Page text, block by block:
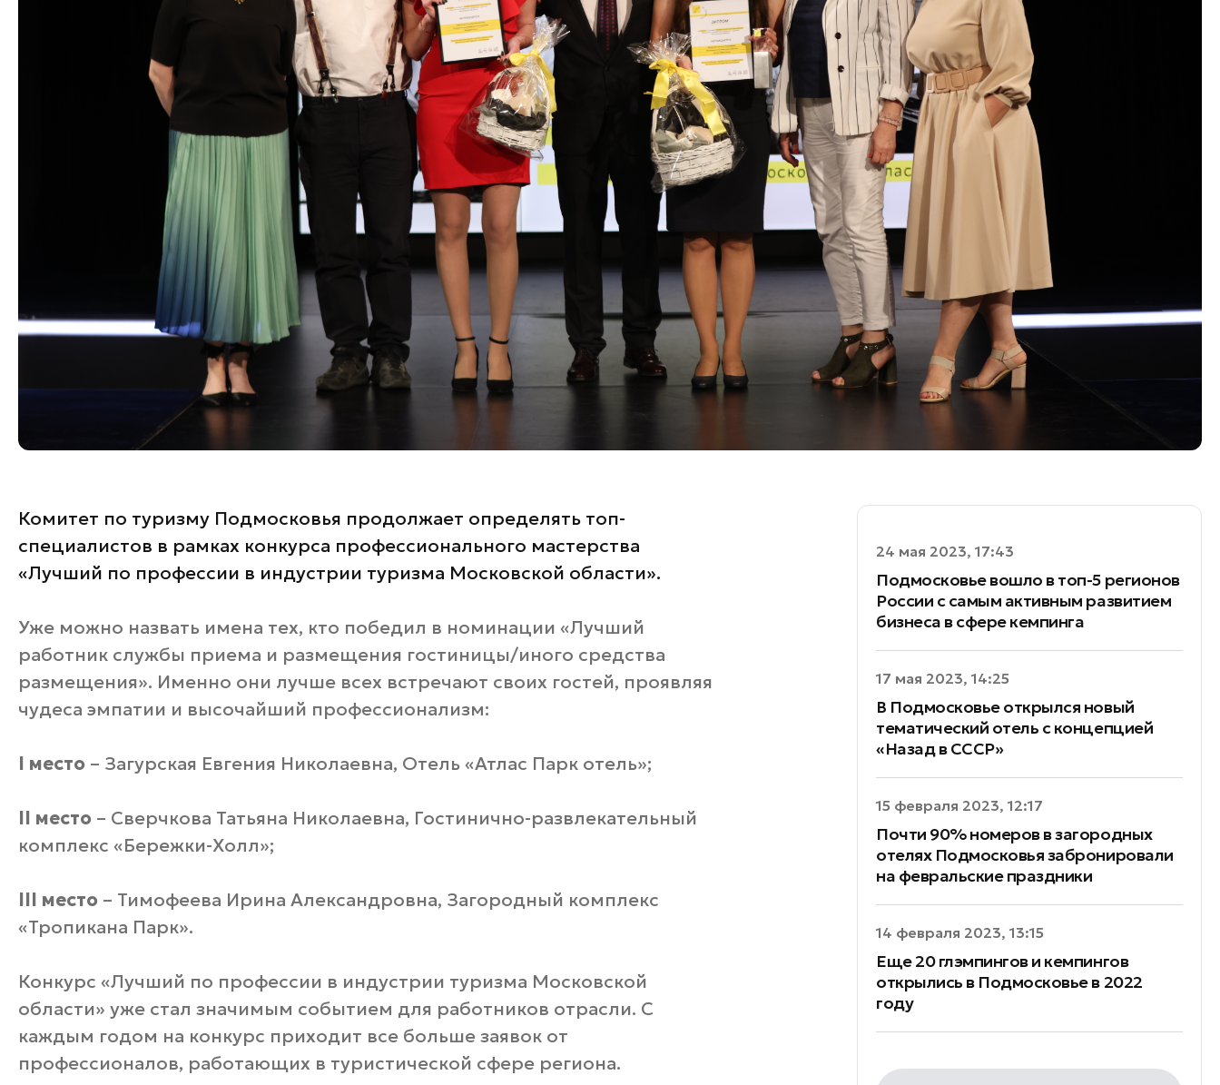
24 мая 2023, 17:43
Подмосковье вошло в топ-5 регионов
России с самым активным развитием
бизнеса в сфере кемпинга
17 мая 2023, 14:25
В Подмосковье открылся новый
тематический отель c концепцией
«Назад в СССР»
15 февраля 2023, 12:17
Почти 90% номеров в загородных
отелях Подмосковья забронировали
на февральские праздники
14 февраля 2023, 13:15
Еще 20 глэмпингов и кемпингов
открылись в Подмосковье в 2022
году
Комитет по туризму Подмосковья продолжает определять топ-
специалистов в рамках конкурса профессионального мастерства
«Лучший по профессии в индустрии туризма Московской области».
Уже можно назвать имена тех, кто победил в номинации «Лучший
работник службы приема и размещения гостиницы/иного средства
размещения». Именно они лучше всех встречают своих гостей, проявляя
чудеса эмпатии и высочайший профессионализм:
I место – Загурская Евгения Николаевна, Отель «Атлас Парк отель»;
II место – Сверчкова Татьяна Николаевна, Гостинично-развлекательный
комплекс «Бережки-Холл»;
III место – Тимофеева Ирина Александровна, Загородный комплекс
«Тропикана Парк».
Конкурс «Лучший по профессии в индустрии туризма Московской
области» уже стал значимым событием для работников отрасли. С
каждым годом на конкурс приходит все больше заявок от
профессионалов, работающих в туристической сфере региона.